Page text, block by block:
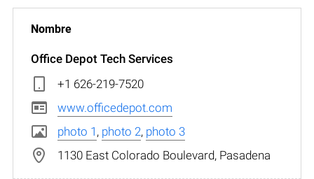
Office Depot Tech Services
+1 626-219-7520
www.officedepot.com
photo 1 , photo 2, photo 3
1130 East Colorado Boulevard, Pasadena